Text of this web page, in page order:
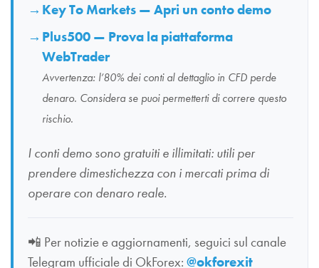
Key To Markets — Apri un conto demo
Plus500 — Prova la piattaforma
WebTrader
Avvertenza: l’80% dei conti al dettaglio in CFD perde
denaro. Considera se puoi permetterti di correre questo
rischio.
I conti demo sono gratuiti e illimitati: utili per
prendere dimestichezza con i mercati prima di
operare con denaro reale.
📲 Per notizie e aggiornamenti, seguici sul canale
Telegram ufficiale di OkForex: @okforexit